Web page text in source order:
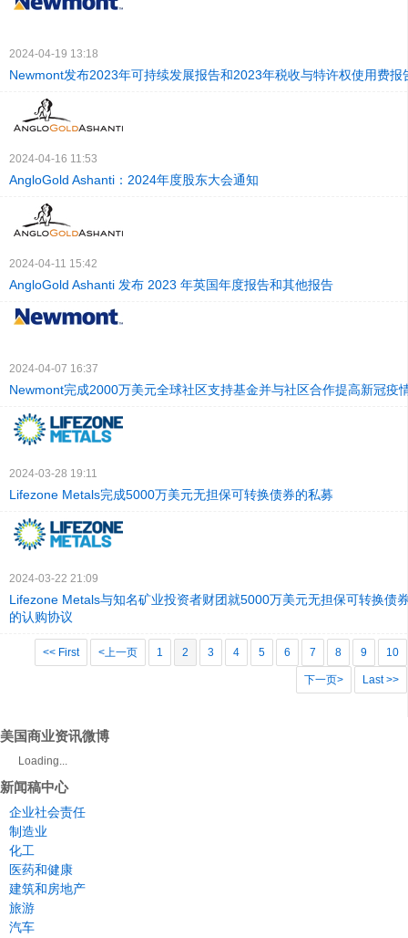
2024-04-19 13:18
Newmont发布2023年可持续发展报告和2023年税收与特许权使用费报
2024-04-16 11:53
AngloGold Ashanti：2024年度股东大会通知
2024-04-11 15:42
AngloGold Ashanti 发布 2023 年英国年度报告和其他报告
2024-04-07 16:37
Newmont完成2000万美元全球社区支持基金并与社区合作提高新冠疫
2024-03-28 19:11
Lifezone Metals完成5000万美元无担保可转换债券的私募
2024-03-22 21:09
Lifezone Metals与知名矿业投资者财团就5000万美元无担保可转换债
的认购协议
<< First <上一页 1 2 3 4 5 6 7 8 9 10
下一页> Last >>
美国商业资讯微博
Loading...
新闻稿中心
企业社会责任
制造业
化工
医药和健康
建筑和房地产
旅游
汽车